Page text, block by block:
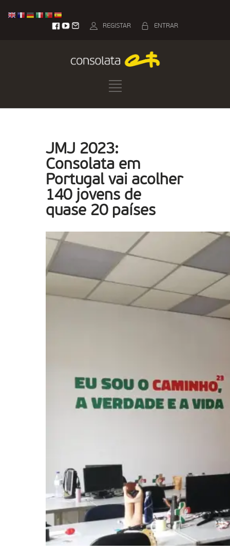
ENTRAR
REGISTAR
JMJ 2023:
Consolata em
Portugal vai acolher
140 jovens de
quase 20 países